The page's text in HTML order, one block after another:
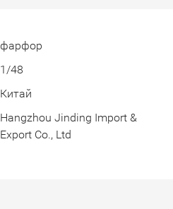
фарфор
1/48
Китай
Hangzhou Jinding Import &
Export Co., Ltd